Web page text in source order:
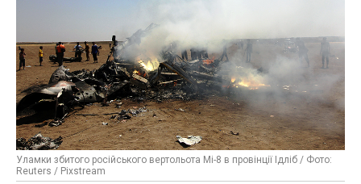
Уламки збитого російського вертольота Мі-8 в провінції Ідліб / Фото:
Reuters / Pixstream